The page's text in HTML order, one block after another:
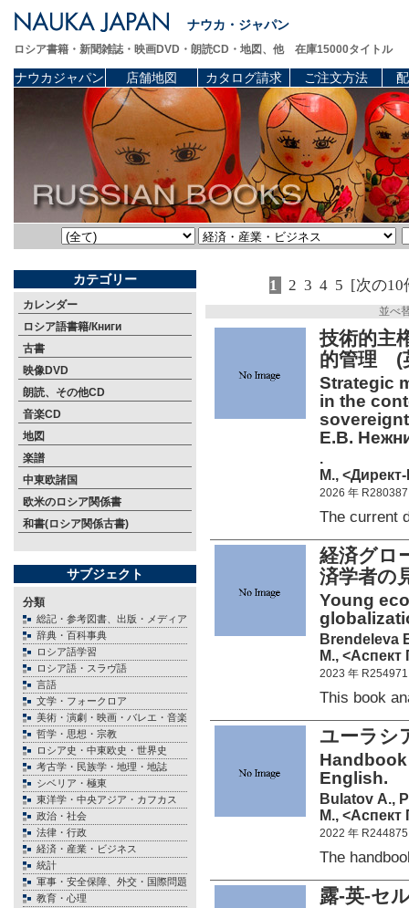
ナウカ・ジャパン
ロシア書籍・新聞雑誌・映画DVD・朗読CD・地図、他 在庫15000タイトル
ナウカジャパン 店舗地図 カタログ請求 ご注文方法
カテゴリー
カレンダー
ロシア語書籍/Книги
古書
映像DVD
朗読、その他CD
音楽CD
地図
楽譜
中東欧諸国
欧米のロシア関係書
和書(ロシア関係古書)
サブジェクト
分類
総記・参考図書、出版・メディア
辞典・百科事典
ロシア語学習
ロシア語・スラヴ語
言語
文学・フォークロア
美術・演劇・映画・バレエ・音楽
哲学・思想・宗教
ロシア史・中東欧史・世界史
考古学・民族学・地理・地誌
シベリア・極東
東洋学・中央アジア・カフカス
政治・社会
法律・行政
経済・産業・ビジネス
統計
軍事・安全保障、外交・国際問題
教育・心理
1 2 3 4 5 [次の10
並べ
技術的主
的管理 (
Strategic
in the
Е.В.
.
М.,
2026 年 R280387
The current
経済グロ
済学者
Young
Brendeleva
М., <Аспект
2023 年 R254971
This book
ユーラシ
English.
Bulatov А.,
М., <Аспект
2022 年 R244875
The
露-英-セ